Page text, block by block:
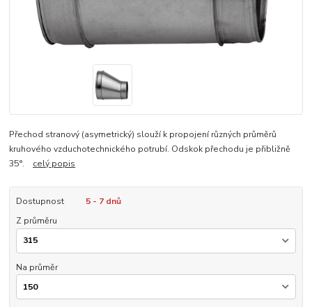
Přechod stranový (asymetrický) slouží k propojení různých průměrů
kruhového vzduchotechnického potrubí. Odskok přechodu je přibližně
35°. celý popis
Dostupnost
5 - 7 dnů
Z průměru
Na průměr